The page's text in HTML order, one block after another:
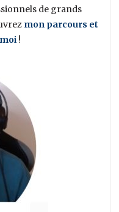
de grands
mon parcours et
!